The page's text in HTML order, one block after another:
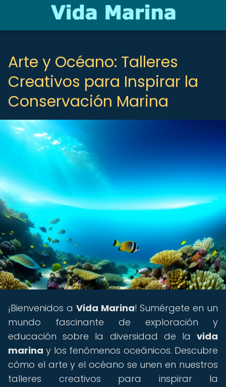
Arte y Océano: Talleres
Creativos para Inspirar la
Conservación Marina
¡Bienvenidos a Vida Marina! Sumérgete en un
mundo fascinante de exploración y
educación sobre la diversidad de la vida
marina y los fenómenos oceánicos. Descubre
cómo el arte y el océano se unen en nuestros
talleres creativos para inspirar la